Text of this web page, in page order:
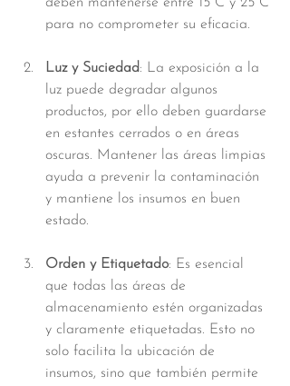
para no comprometer su eficacia.
Luz y Suciedad: La exposición a la
luz puede degradar algunos
productos, por ello deben guardarse
en estantes cerrados o en áreas
oscuras. Mantener las áreas limpias
ayuda a prevenir la contaminación
y mantiene los insumos en buen
estado.
Orden y Etiquetado: Es esencial
que todas las áreas de
almacenamiento estén organizadas
y claramente etiquetadas. Esto no
solo facilita la ubicación de
insumos, sino que también permite